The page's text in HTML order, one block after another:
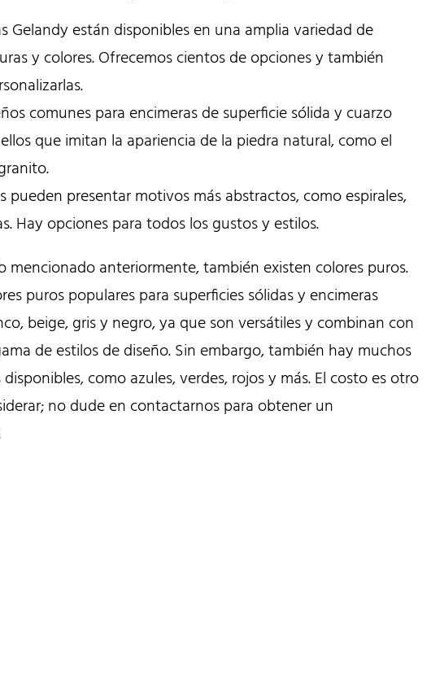
Gelandy están disponibles en una amplia variedad de
y colores. Ofrecemos cientos de opciones y también
comunes para encimeras de superficie sólida y cuarzo
que imitan la apariencia de la piedra natural, como el
pueden presentar motivos más abstractos, como espirales,
Hay opciones para todos los gustos y estilos.
mencionado anteriormente, también existen colores puros.
puros populares para superficies sólidas y encimeras
beige, gris y negro, ya que son versátiles y combinan con
de estilos de diseño. Sin embargo, también hay muchos
como azules, verdes, rojos y más.El costo es otro
no dude en contactarnos para obtener un